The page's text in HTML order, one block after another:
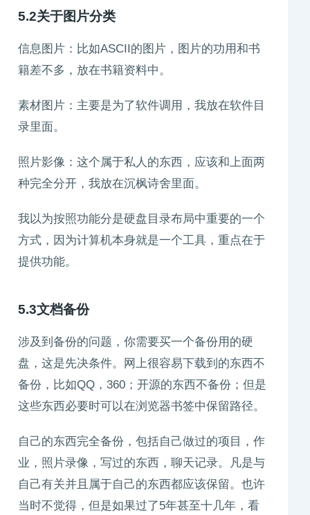
5.2关于图片分类
信息图片：比如ASCII的图片，图片的功用和书
籍差不多，放在书籍资料中。
素材图片：主要是为了软件调用，我放在软件目
录里面。
照片影像：这个属于私人的东西，应该和上面两
种完全分开，我放在沉枫诗舍里面。
我以为按照功能分是硬盘目录布局中重要的一个
方式，因为计算机本身就是一个工具，重点在于
提供功能。
5.3文档备份
涉及到备份的问题，你需要买一个备份用的硬
盘，这是先决条件。网上很容易下载到的东西不
备份，比如QQ，360；开源的东西不备份；但是
这些东西必要时可以在浏览器书签中保留路径。
自己的东西完全备份，包括自己做过的项目，作
业，照片录像，写过的东西，聊天记录。凡是与
自己有关并且属于自己的东西都应该保留。也许
当时不觉得，但是如果过了5年甚至十几年，看